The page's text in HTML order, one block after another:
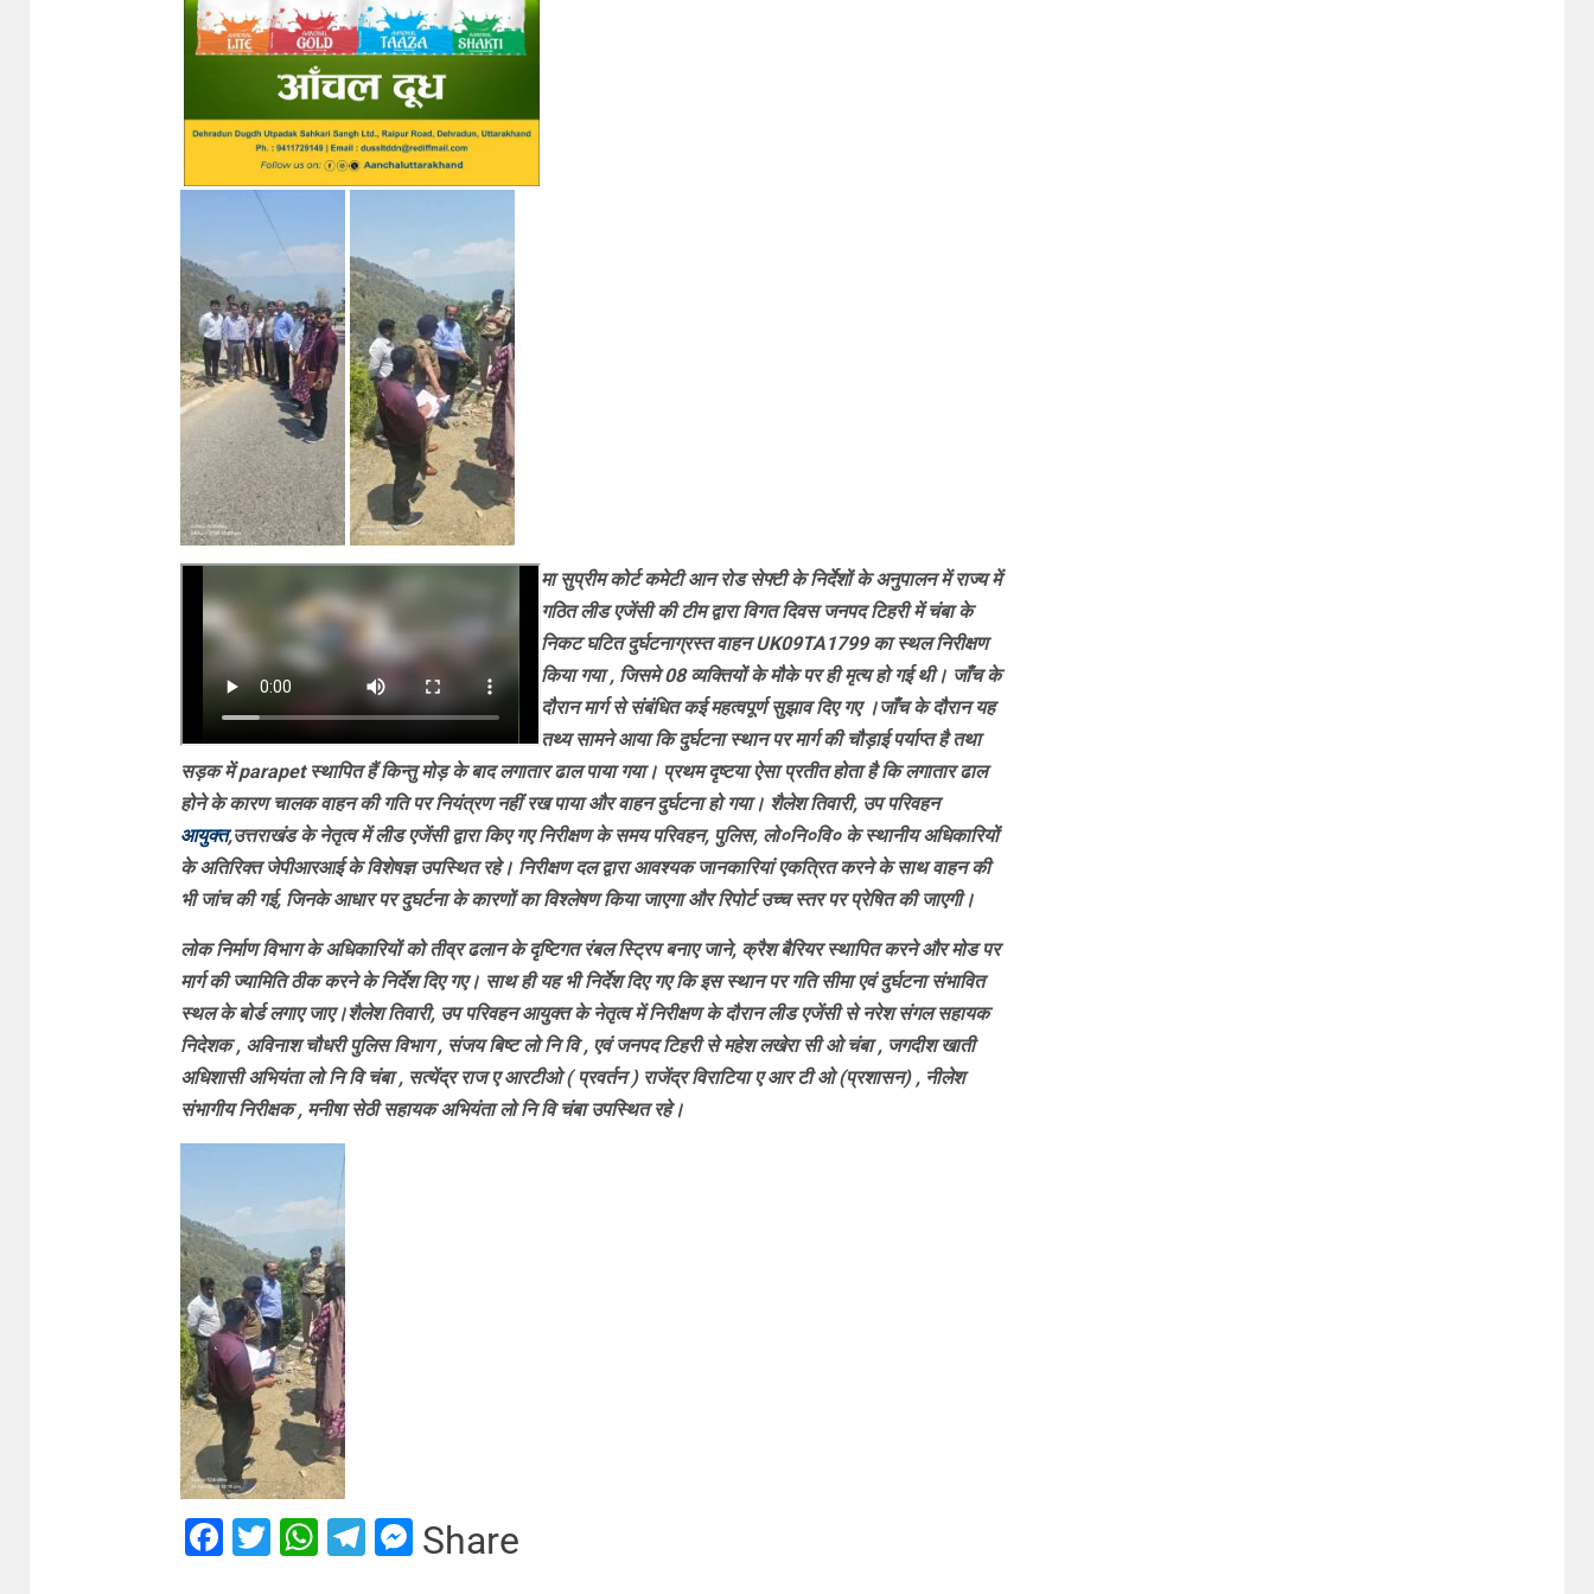
मा सुप्रीम कोर्ट कमेटी आ‌न रोड सेफ्टी के निर्देशों के अनुपालन में राज्य में
गठित लीड एजेंसी की टीम द्वारा विगत दिवस जनपद टिहरी में चंबा के
निकट घटित दुर्घटनाग्रस्त वाहन UK09TA1799 का स्थल निरीक्षण
किया गया , जिसमे 08 व्यक्तियों के मौके पर ही मृत्य हो गई थी। जाँच के
दौरान मार्ग से संबंधित कई महत्वपूर्ण सुझाव दिए गए ।जाँच के दौरान यह
तथ्य सामने आया कि दुर्घटना स्थान पर मार्ग की चौड़ाई पर्याप्त है तथा
सड़क में parapet स्थापित हैं किन्तु मोड़ के बाद लगातार ढाल पाया गया। प्रथम दृष्टया ऐसा प्रतीत होता है कि लगातार ढाल
होने के कारण चालक वाहन की गति पर नियंत्रण नहीं रख पाया और वाहन दुर्घटना हो गया। शैलेश तिवारी, उप परिवहन
आयुक्त,उत्तराखंड के नेतृत्व में लीड एजेंसी द्वारा किए गए निरीक्षण के समय परिवहन, पुलिस, लो०नि०वि० के स्थानीय अधिकारियों
के अतिरिक्त जेपीआरआई के विशेषज्ञ उपस्थित रहे। निरीक्षण दल द्वारा आवश्यक जानकारियां एकत्रित करने के साथ वाहन की
भी जांच की गई, जिनके आधार पर दुघर्टना के कारणों का विश्लेषण किया जाएगा और रिपोर्ट उच्च स्तर पर प्रेषित की जाएगी।
लोक निर्माण विभाग के अधिकारियों को तीव्र ढलान के दृष्टिगत रंबल स्ट्रिप बनाए जाने, क्रैश बैरियर स्थापित करने और मोड पर
मार्ग की ज्यामिति ठीक करने के निर्देश दिए गए। साथ ही यह भी निर्देश दिए गए कि इस स्थान पर गति सीमा एवं दुर्घटना संभावित
स्थल के बोर्ड लगाए जाए।शैलेश तिवारी, उप परिवहन आयुक्त के नेतृत्व में निरीक्षण के दौरान लीड एजेंसी से नरेश संगल सहायक
निदेशक , अविनाश चौधरी पुलिस विभाग , संजय बिष्ट लो नि वि , एवं जनपद टिहरी से महेश लखेरा सी ओ चंबा , जगदीश खाती
अधिशासी अभियंता लो नि वि चंबा , सत्येंद्र राज ए आरटीओ ( प्रवर्तन ) राजेंद्र विराटिया ए आर टी ओ (प्रशासन) , नीलेश
संभागीय निरीक्षक , मनीषा सेठी सहायक अभियंता लो नि वि चंबा उपस्थित रहे।
Facebook
Twitter
WhatsApp
Telegram
Messenger
Share